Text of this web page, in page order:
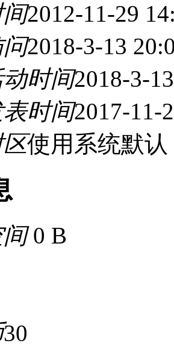
2012-11-29
2018-3-13
动时间2018-3-
表时间2017-11-
使用系统默认
0 B
30